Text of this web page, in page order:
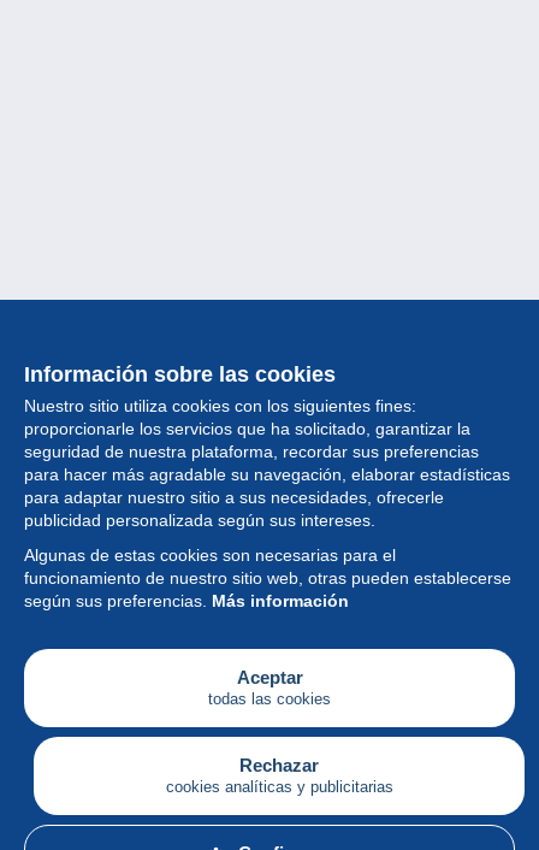
Información sobre las cookies
Nuestro sitio utiliza cookies con los siguientes fines:
proporcionarle los servicios que ha solicitado, garantizar la
seguridad de nuestra plataforma, recordar sus preferencias
para hacer más agradable su navegación, elaborar estadísticas
para adaptar nuestro sitio a sus necesidades, ofrecerle
publicidad personalizada según sus intereses.
Algunas de estas cookies son necesarias para el
funcionamiento de nuestro sitio web, otras pueden establecerse
según sus preferencias. Más información
Aceptar
todas las cookies
Rechazar
cookies analíticas y publicitarias
Colección
Noticias
Funcionalidad
Empresa
Servicios
Escribir
Español